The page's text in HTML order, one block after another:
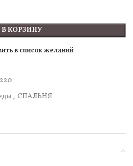
В КОРЗИНУ
в список желаний
, СПАЛЬНЯ